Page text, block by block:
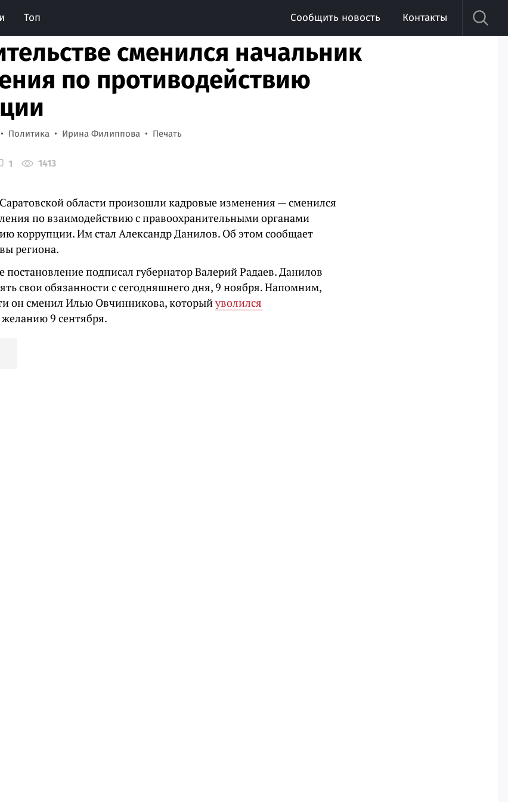
Топ Сообщить новость Контакты
сменился начальник
по противодействию
Политика Ирина Филиппова Печать
1 1413
области произошли кадровые изменения — сменился
по взаимодействию с правоохранительными органами
коррупции. Им стал Александр Данилов. Об этом сообщает
региона.
постановление подписал губернатор Валерий Радаев. Данилов
свои обязанности с сегодняшнего дня, 9 ноября. Напомним,
он сменил Илью Овчинникова, которыйуволился
9 сентября.